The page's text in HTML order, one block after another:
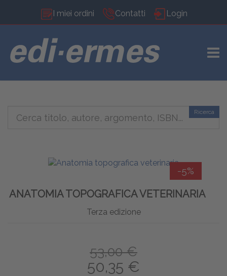
I miei ordini Contatti Login
Ricerca
-5%
ANATOMIA TOPOGRAFICA VETERINARIA
Terza edizione
53,00 €
50,35 €